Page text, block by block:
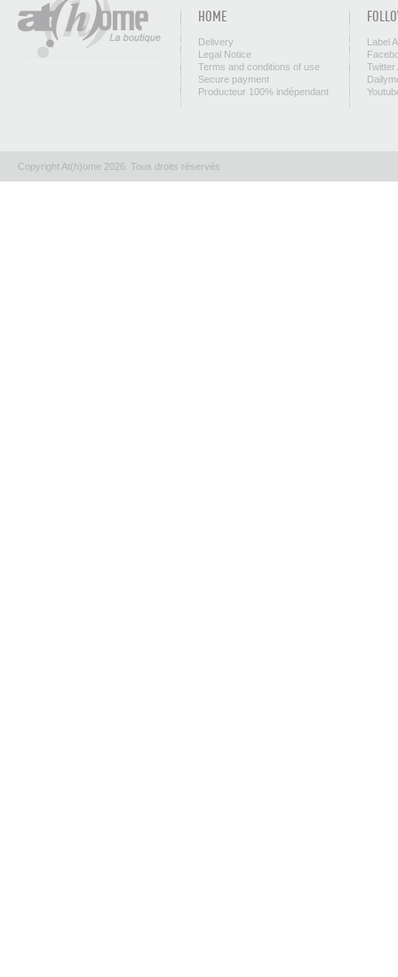
HOME
Delivery
Legal Notice
Terms and conditions of use
Secure payment
Producteur 100% indépendant
Label
Twitter
Copyright At(h)ome 2026. Tous droits réservés